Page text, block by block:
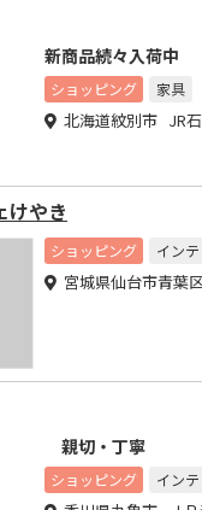
新商品続々入荷中
ショッピング 家具
北海道紋別市 JR
けやき
ショッピング
イン
宮城県仙台市青葉
親切・丁寧
ショッピング イン